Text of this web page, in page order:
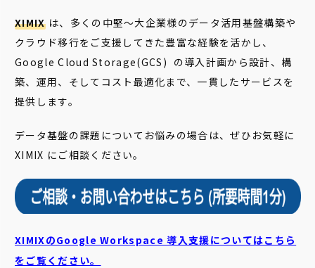
XIMIXは、多くの中堅〜大企業様のデータ活用基盤構築や
クラウド移行をご支援してきた豊富な経験を活かし、
Google Cloud Storage(GCS) の導入計画から設計、構
築、運用、そしてコスト最適化まで、一貫したサービスを
提供します。
データ基盤の課題についてお悩みの場合は、ぜひお気軽に
XIMIX にご相談ください。
XIMIXのGoogle Workspace 導入支援についてはこちら
をご覧ください。